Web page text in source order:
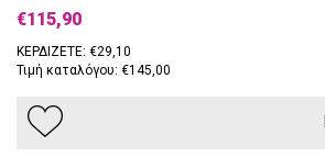
€115,90
ΚΕΡΔΙΖΕΤΕ: €29,10
Τιμή καταλόγου: €145,00